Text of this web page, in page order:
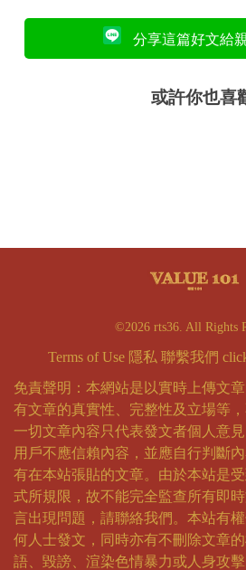
分享這篇好文給
或許你也喜
©2026 rts36. All Rights
Terms of Use 隱私 聯繫我們
免責聲明：本網站是以實時上傳文
有文章的真實性、完整性及立場等
一切文章內容只代表發文者個人意
用戶不應信賴內容，並應自行判斷
有在本站張貼的文章。由於本站是
式所規限，故不能完全監查所有即
言出現問題，請聯絡我們。本站有
何人士發文，同時亦有不刪除文章
語、毀謗、渲染色情暴力或人身攻